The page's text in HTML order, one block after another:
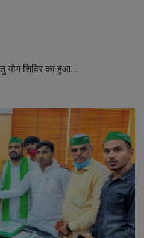
हेतु योग शिविर का हुआ...